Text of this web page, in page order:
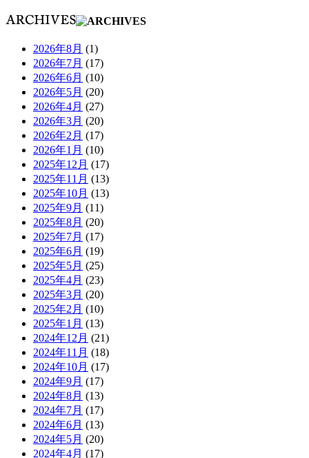
2026年8月 (1)
2026年7月 (17)
2026年6月 (10)
2026年5月 (20)
2026年4月 (27)
2026年3月 (20)
2026年2月 (17)
2026年1月 (10)
2025年12月 (17)
2025年11月 (13)
2025年10月 (13)
2025年9月 (11)
2025年8月 (20)
2025年7月 (17)
2025年6月 (19)
2025年5月 (25)
2025年4月 (23)
2025年3月 (20)
2025年2月 (10)
2025年1月 (13)
2024年12月 (21)
2024年11月 (18)
2024年10月 (17)
2024年9月 (17)
2024年8月 (13)
2024年7月 (17)
2024年6月 (13)
2024年5月 (20)
2024年4月 (17)